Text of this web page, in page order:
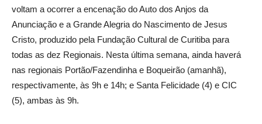
voltam a ocorrer a encenação do Auto dos Anjos da
Anunciação e a Grande Alegria do Nascimento de Jesus
Cristo, produzido pela Fundação Cultural de Curitiba para
todas as dez Regionais. Nesta última semana, ainda haverá
nas regionais Portão/Fazendinha e Boqueirão (amanhã),
respectivamente, às 9h e 14h; e Santa Felicidade (4) e CIC
(5), ambas às 9h.